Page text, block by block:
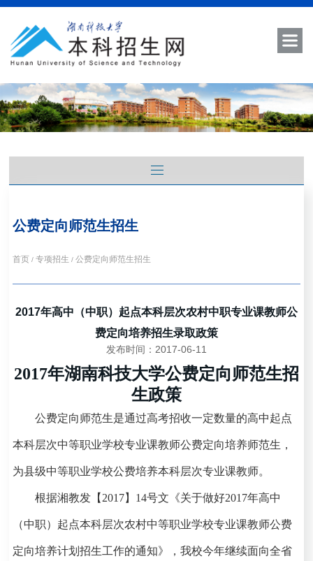
公费定向师范生招生
首页/专项招生/公费定向师范生招生
2017年高中（中职）起点本科层次农村中职专业课教师公
费定向培养招生录取政策
发布时间：2017-06-11
2017年湖南科技大学公费定向师范生招
生政策
公费定向师范生是通过高考招收一定数量的高中起点
本科层次中等职业学校专业课教师公费定向培养师范生，
为县级中等职业学校公费培养本科层次专业课教师。
根据湘教发【 2017】 14号文《关于做好2017年高中
（中职）起点本科层次农村中等职业学校专业课教师公费
定向培养计划招生工作的通知》，我校今年继续面向全省